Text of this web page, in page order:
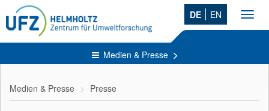
DE EN
Medien & Presse
Medien & Presse Presse